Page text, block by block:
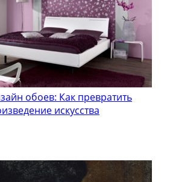
обоев: Как превратить
искусства